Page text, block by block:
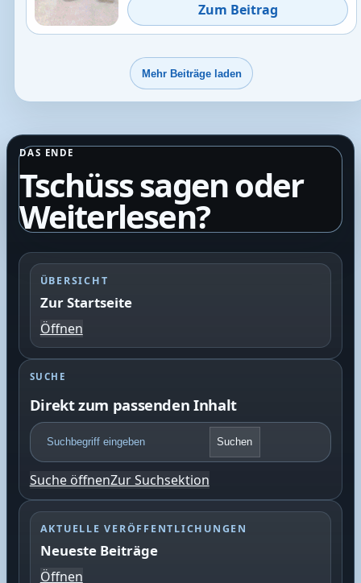
Zum Beitrag
Mehr Beiträge laden
DAS ENDE
Tschüss sagen oder
Weiterlesen?
ÜBERSICHT
Zur Startseite
Öffnen
SUCHE
Direkt zum passenden Inhalt
F
o
o
t
e
r
Suchen
Suche öffnenZur Suchsektion
AKTUELLE VERÖFFENTLICHUNGEN
Neueste Beiträge
Öffnen